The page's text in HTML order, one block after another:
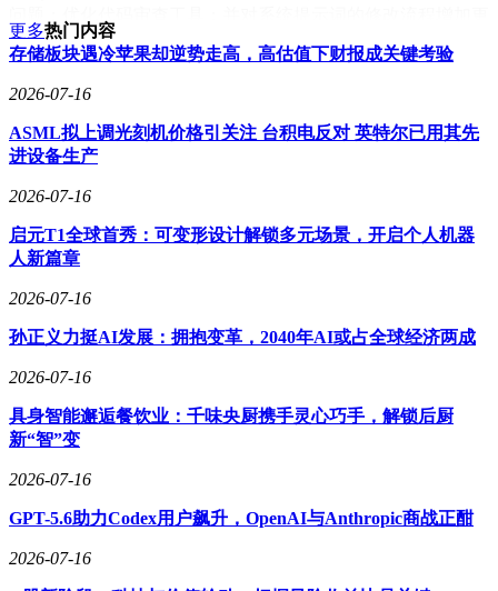
严格的管控。公司还宣布，作为补偿，将为所有订阅用户重置
使用额度。
消息一出，不少用户表示终于得到了正名。知名X用户
@levelsio转发了自己3月4日发布的原帖，当时他写道："今天
Claude Code搭配Opus 4.6蠢得离谱，我只好自己重新写代码
天。
Anthropic本周二还因另一件事引发关注——该公司透露正在测
试将Claude Code从基础付费套餐Pro中移除，称此次测试仅影
而言，这个时间点的消息显然格外刺耳。
更多热门内容
存储板块遇冷苹果却逆势走高，高估值下财报成关键考验
2026-07-16
ASML拟上调光刻机价格引关注 台积电反对 英特尔已用其先
进设备生产
2026-07-16
启元T1全球首秀：可变形设计解锁多元场景，开启个人机器
人新篇章
2026-07-16
孙正义力挺AI发展：拥抱变革，2040年AI或占全球经济两成
2026-07-16
具身智能邂逅餐饮业：千味央厨携手灵心巧手，解锁后厨
新“智”变
2026-07-16
GPT-5.6助力Codex用户飙升，OpenAI与Anthropic商战正酣
2026-07-16